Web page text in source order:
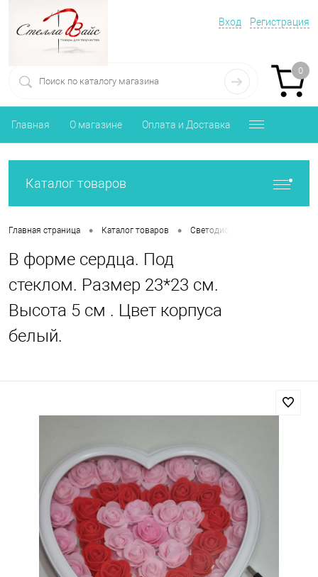
Вход Регистрация
0
Главная О магазине Оплата и Доставка
Каталог товаров
Главная страница • Каталог товаров • Светодиоды, Колбы
В форме сердца. Под
стеклом. Размер 23*23 см.
Высота 5 см . Цвет корпуса
белый.